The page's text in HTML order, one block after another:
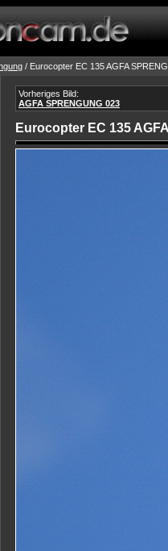
/ Eurocopter EC 135 AGFA
Vorheriges Bild:
AGFA SPRENGUNG 023
Eurocopter EC 135